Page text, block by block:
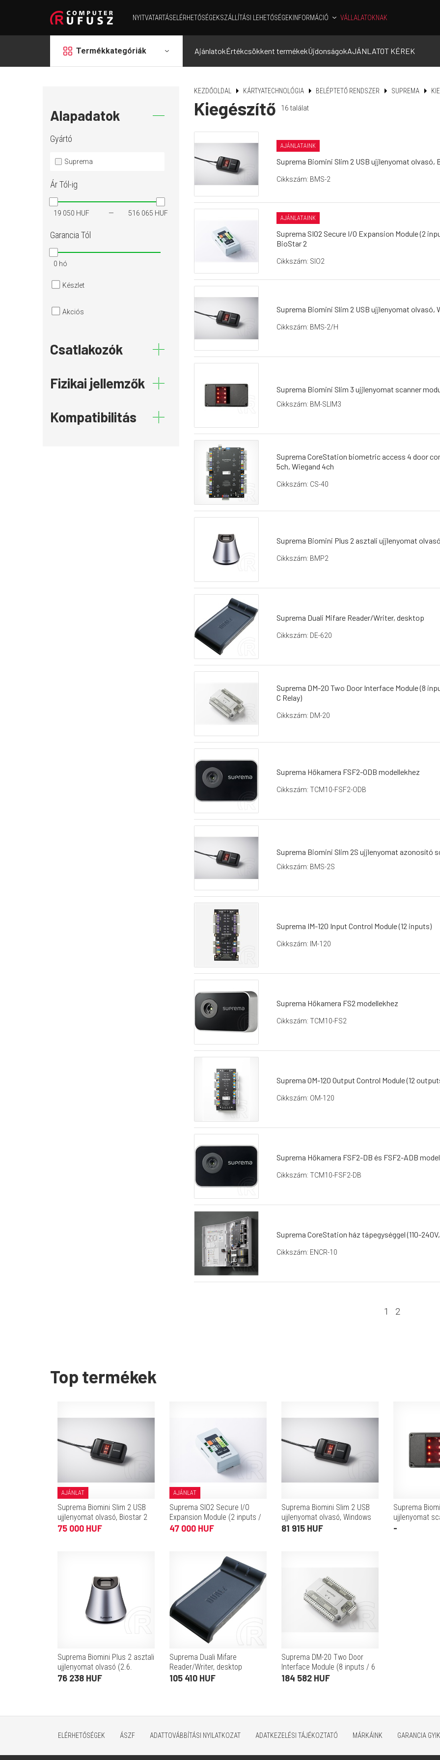
NYITVATARTÁSELÉRHETŐSÉGEKSZÁLLÍTÁSI LEHETŐSÉGEKINFORMÁCIÓ VÁLLALATOKNAK
grid Termékkategóriák AjánlatokÉrtékcsökkent termékekÚjdonságokAJÁNLATOT KÉREK
KEZDŐOLDAL KÁRTYATECHNOLÓGIA BELÉPTETŐ RENDSZER SUPREMA
Kiegészítő 16 találat
AJÁNLATAINK
Suprema Biomini Slim 2 USB ujjlenyomat olvasó,
Cikkszám: BMS-2
AJÁNLATAINK
Suprema SIO2 Secure I/O Expansion Module (2
BioStar 2
Cikkszám: SIO2
Suprema Biomini Slim 2 USB ujjlenyomat olvasó,
Cikkszám: BMS-2/H
Suprema Biomini Slim 3 ujjlenyomat scanner
Cikkszám: BM-SLIM3
Suprema CoreStation biometric access 4 door
5ch, Wiegand 4ch
Cikkszám: CS-40
Suprema Biomini Plus 2 asztali ujjlenyomat
Cikkszám: BMP2
Suprema Duali Mifare Reader/Writer, desktop
Cikkszám: DE-620
Suprema DM-20 Two Door Interface Module (8
C Relay)
Cikkszám: DM-20
Suprema Hőkamera FSF2-ODB modellekhez
Cikkszám: TCM10-FSF2-ODB
Suprema Biomini Slim 2S ujjlenyomat azonosító
Cikkszám: BMS-2S
Suprema IM-120 Input Control Module (12 inputs)
Cikkszám: IM-120
Suprema Hőkamera FS2 modellekhez
Cikkszám: TCM10-FS2
Suprema OM-120 Output Control Module (12
Cikkszám: OM-120
Suprema Hőkamera FSF2-DB és FSF2-ADB
Cikkszám: TCM10-FSF2-DB
Suprema CoreStation ház tápegységgel (110-
Cikkszám: ENCR-10
1 2
Alapadatok
Gyártó
Suprema
ÁrTól-ig
19 050 HUF 516 065 HUF
Garancia Tól
0 hó
Készlet
Akciós
Csatlakozók
Fizikai jellemzők
Kompatibilitás
Top termékek
AJÁNLAT
Suprema Biomini Slim 2 USB
ujjlenyomat olvasó, Biostar 2
komp. (2.8-tól)
75 000 HUF
AJÁNLAT
Suprema SIO2 Secure I/O
Expansion Module (2 inputs /
1 output) compatable with
47 000 HUF
Suprema Biomini Slim 2 USB
ujjlenyomat olvasó, Windows
Hello komp.
81 915 HUF
Suprema
ujjlenyomat
-
Suprema Biomini Plus 2 asztali
ujjlenyomat olvasó (2.6.
verziótól)
76 238 HUF
Suprema Duali Mifare
Reader/Writer, desktop
105 410 HUF
Suprema DM-20 Two Door
Interface Module (8 inputs / 6
outputs (including 4 Form C
184 582 HUF
ELÉRHETŐSÉGEK ÁSZF ADATTOVÁBBÍTÁSI NYILATKOZAT ADATKEZELÉSI TÁJÉKOZTATÓ MÁRKÁINK GARANCIA GYIK